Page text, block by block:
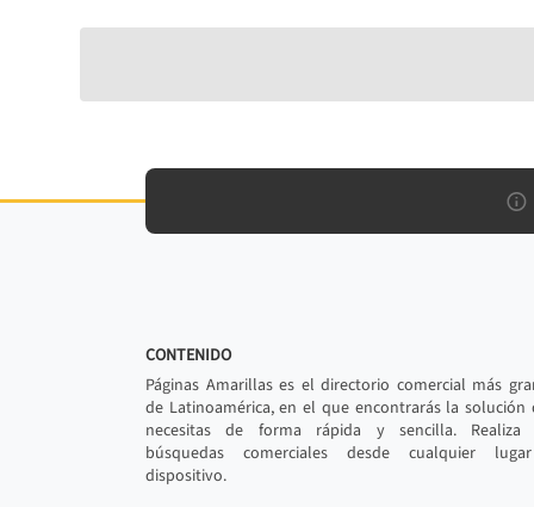
CONTENIDO
Páginas Amarillas es el directorio comercial más
de Latinoamérica, en el que encontrarás la solución
necesitas de forma rápida y sencilla. Realiza
búsquedas comerciales desde cualquier
dispositivo.